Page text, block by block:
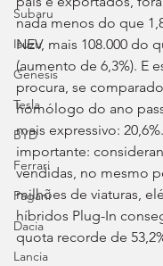
Subaru
Isuzu
Genesis
Tesla
BYD
Ferrari
Pagani
Dacia
Lancia
nada menos do que
NEV, mais 108.000 do
(aumento de 6,3%). E
procura, se
homólogo do ano
mais expressivo:
importante:
vendidas, no mesmo
milhões de viaturas,
híbridos Plug-In
quota recorde de